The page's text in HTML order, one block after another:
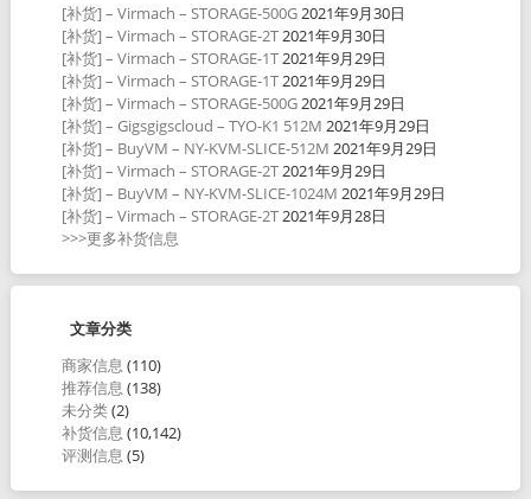
[补货] – Virmach – STORAGE-500G2021年9月30日
[补货] – Virmach – STORAGE-2T2021年9月30日
[补货] – Virmach – STORAGE-1T2021年9月29日
[补货] – Virmach – STORAGE-1T2021年9月29日
[补货] – Virmach – STORAGE-500G2021年9月29日
[补货] – Gigsgigscloud – TYO-K1 512M 2021年9月29日
[补货] – BuyVM – NY-KVM-SLICE-512M 2021年9月29日
[补货] – Virmach – STORAGE-2T2021年9月29日
[补货] – BuyVM – NY-KVM-SLICE-1024M 2021年9月29日
[补货] – Virmach – STORAGE-2T2021年9月28日
>>>更多补货信息
文章分类
商家信息 (110)
推荐信息 (138)
未分类(2)
补货信息 (10,142)
评测信息 (5)